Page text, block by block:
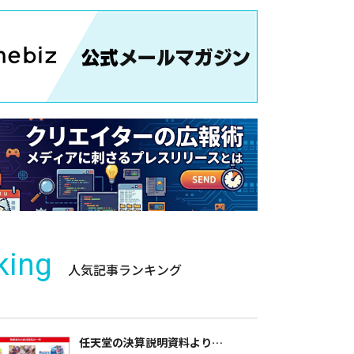
人気記事ランキング
任天堂の決算説明資料より…